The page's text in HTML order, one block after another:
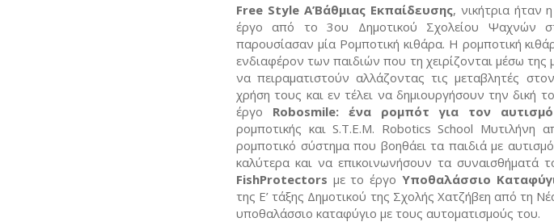
Free Style Α’Βάθμιας Εκπαίδευσης, νικήτρια ήταν
έργο από το 3ου Δημοτικού Σχολείου Ψαχνών
παρουσίασαν μία Ρομποτική κιθάρα. Η ρομποτική
ενδιαφέρον των παιδιών που τη χειρίζονται μέσω
να πειραματιστούν αλλάζοντας τις μεταβλητές
χρήση τους και εν τέλει να δημιουργήσουν την δική
έργο Robosmile: ένα ρομπότ για τον αυτισμό
ρομποτικής και S.T.E.M. Robotics School
ρομποτικό σύστημα που βοηθάει τα παιδιά με
καλύτερα και να επικοινωνήσουν τα συναισθήματά
FishProtectors με το έργο Υποθαλάσσιο
της Ε’ τάξης Δημοτικού της Σχολής Χατζήβεη από τη
υποθαλάσσιο καταφύγιο με τους αυτοματισμούς του.